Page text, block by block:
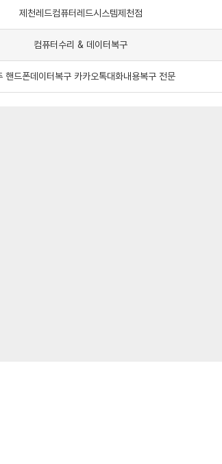
제천레드컴퓨터레드시스템제천점
컴퓨터수리 & 데이터복구
핸드폰데이터복구 카카오톡대화내용복구 전문